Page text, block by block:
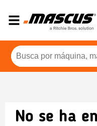
No se ha